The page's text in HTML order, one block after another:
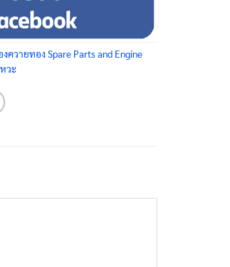
ควายทอง Spare Parts and Engine
วะ